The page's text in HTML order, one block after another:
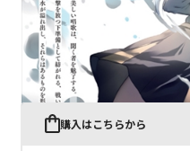
購入はこちらから